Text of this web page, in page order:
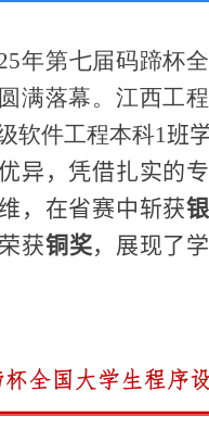
年第七届码蹄杯
满落幕。江西工
软件工程本科1班
异，凭借扎实的
，在省赛中斩获
获铜奖，展现了